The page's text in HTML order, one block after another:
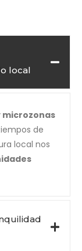
local
microzonas
de
local nos